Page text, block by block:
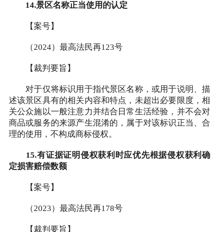
14.景区名称正当使用的认定
【案号】
（2024）最高法民再123号
【裁判要旨】
对于仅将标识用于指代景区名称，或用于说明、描
述该景区具有的相关内容和特点，未超出必要限度，相
关公众施以一般注意力并结合日常生活经验，并不会对
商品或服务的来源产生混淆的，属于对该标识正当、合
理的使用，不构成商标侵权。
15.有证据证明侵权获利时应优先根据侵权获利确
定损害赔偿数额
【案号】
（2023）最高法民再178号
【裁判要旨】